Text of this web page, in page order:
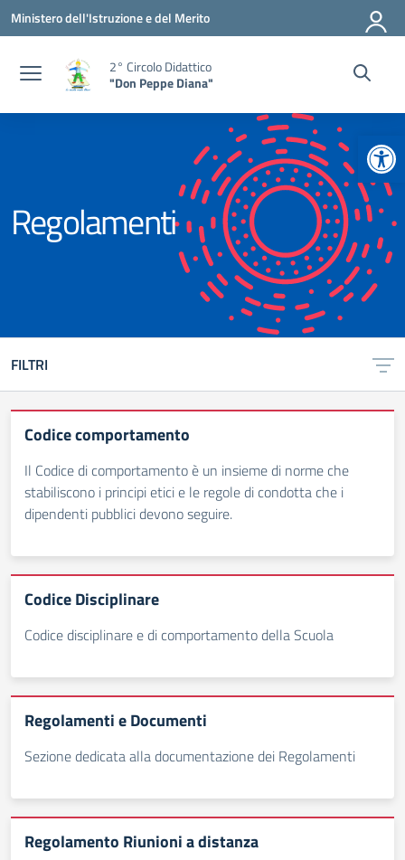
Vai ai contenuti
Vai al menu di navigazione
Vai al footer
Ministero dell'Istruzione e del Merito
2° Circolo Didattico
"Don Peppe Diana"
Regolamenti
FILTRI
Codice comportamento
Il Codice di comportamento è un insieme di norme che
stabiliscono i principi etici e le regole di condotta che i
dipendenti pubblici devono seguire.
Codice Disciplinare
Codice disciplinare e di comportamento della Scuola
Regolamenti e Documenti
Sezione dedicata alla documentazione dei Regolamenti
Regolamento Riunioni a distanza